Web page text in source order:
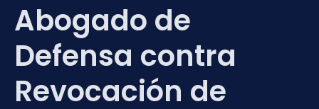
Abogado de
Defensa contra
Revocación de